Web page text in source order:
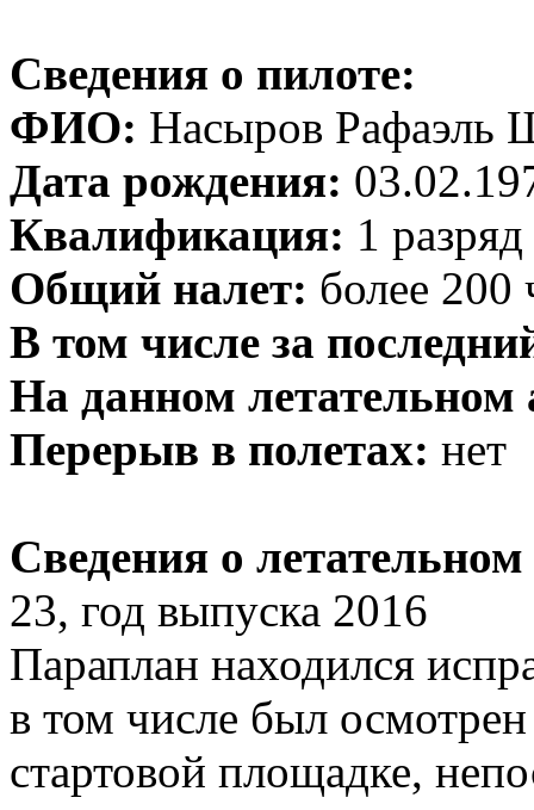
Сведения о пилоте:
ФИО: Насыров Рафаэль
Дата рождения:
Квалификация: 1 разряд
Общий налет: более 200
В том числе за
На данном летательном
Перерыв в полетах: нет
Сведения о
23, год выпуска 2016
Параплан находился
в том числе был
стартовой площадке,